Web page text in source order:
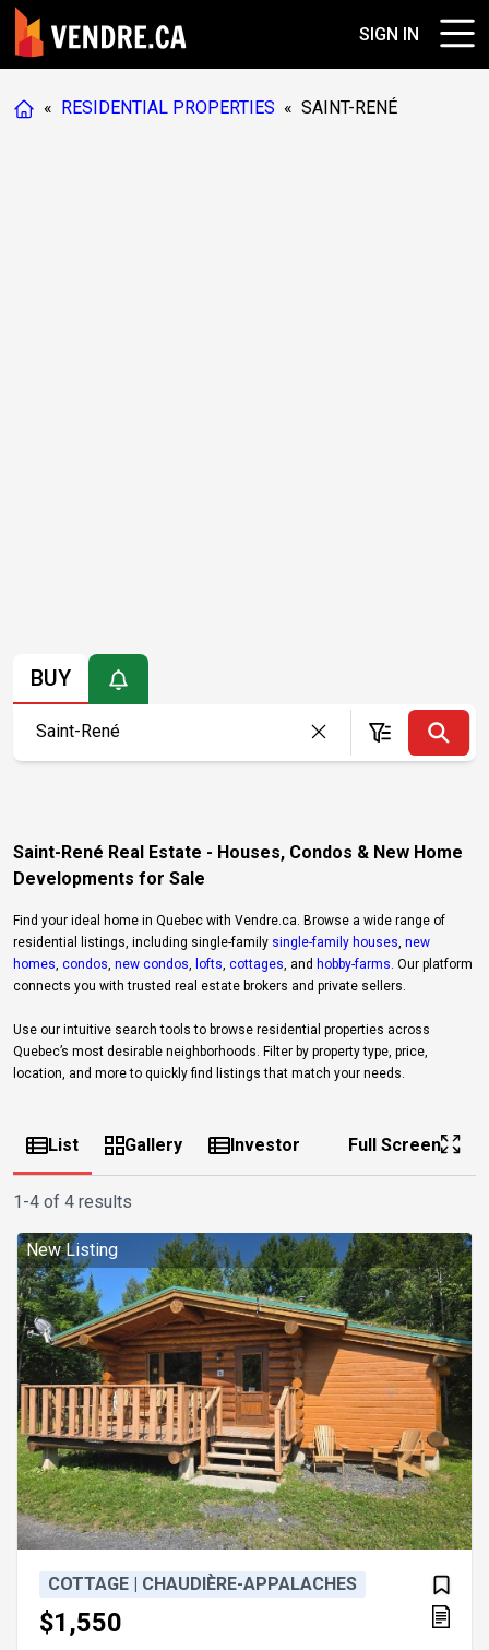
SIGN IN
« RESIDENTIAL PROPERTIES « SAINT-RENÉ
BUY
Saint-René Real Estate - Houses, Condos & New Home
Developments for Sale
Find your ideal home in Quebec with Vendre.ca. Browse a wide range of
residential listings, including single-family single-family houses new
homes condos new condos lofts cottages , and hobby-farms . Our platform
connects you with trusted real estate brokers and private sellers.
Use our intuitive search tools to browse residential properties across
Quebec’s most desirable neighborhoods. Filter by property type, price,
location, and more to quickly find listings that match your needs.
List Gallery Investor Full Screen
1-4 of 4 results
New Listing
COTTAGE | CHAUDIÈRE-APPALACHES
$1,550